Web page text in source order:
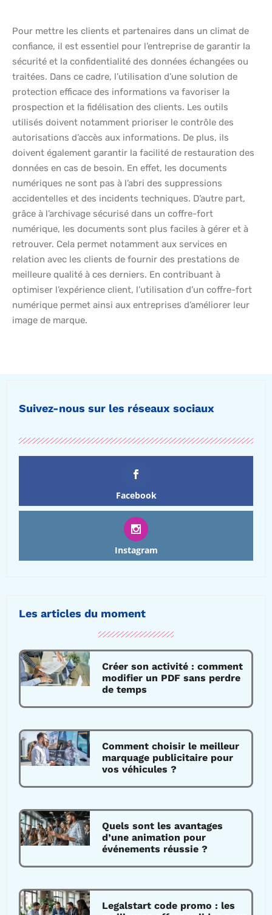
Pour mettre les clients et partenaires dans un climat de
confiance, il est essentiel pour l’entreprise de garantir la
sécurité et la confidentialité des données échangées ou
traitées. Dans ce cadre, l’utilisation d’une solution de
protection efficace des informations va favoriser la
prospection et la fidélisation des clients. Les outils
utilisés doivent notamment prioriser le contrôle des
autorisations d’accès aux informations. De plus, ils
doivent également garantir la facilité de restauration des
données en cas de besoin. En effet, les documents
numériques ne sont pas à l’abri des suppressions
accidentelles et des incidents techniques. D’autre part,
grâce à l’archivage sécurisé dans un coffre-fort
numérique, les documents sont plus faciles à gérer et à
retrouver. Cela permet notamment aux services en
relation avec les clients de fournir des prestations de
meilleure qualité à ces derniers. En contribuant à
optimiser l’expérience client, l’utilisation d’un coffre-fort
numérique permet ainsi aux entreprises d’améliorer leur
image de marque.
Suivez-nous sur les réseaux sociaux
Facebook
Instagram
Les articles du moment
Créer son activité : comment
modifier un PDF sans perdre
de temps
Comment choisir le meilleur
marquage publicitaire pour
vos véhicules ?
Quels sont les avantages
d’une animation pour
événements réussie ?
Legalstart code promo : les